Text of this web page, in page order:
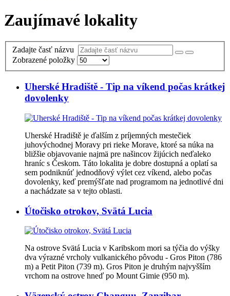
Zaujímavé lokality
Zadajte časť názvu
Zobrazené položky
Uherské Hradiště - Tip na víkend počas krátkej
dovolenky
Uherské Hradiště je ďalším z príjemných mestečiek
juhovýchodnej Moravy pri rieke Morave, ktoré sa núka na
bližšie objavovanie najmä pre našincov žijúcich neďaleko
hraníc s Českom. Táto lokalita je dobre dostupná a oplatí sa
sem podniknúť jednodňový výlet cez víkend, alebo počas
dovolenky, keď premýšľate nad programom na jednotlivé dni
a nachádzate sa v tejto oblasti.
Útočisko otrokov, Svätá Lucia
Na ostrove Svätá Lucia v Karibskom mori sa týčia do výšky
dva výrazné vrcholy vulkanického pôvodu - Gros Piton (786
m) a Petit Piton (739 m). Gros Piton je druhým najvyšším
vrchom na ostrove hneď po Mount Gimie (950 m).